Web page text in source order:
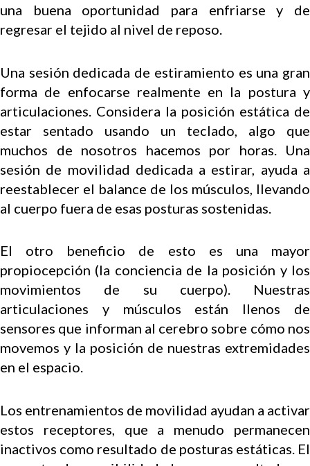
una buena oportunidad para enfriarse y de
regresar el tejido al nivel de reposo.
Una sesión dedicada de estiramiento es una gran
forma de enfocarse realmente en la postura y
articulaciones. Considera la posición estática de
estar sentado usando un teclado, algo que
muchos de nosotros hacemos por horas. Una
sesión de movilidad dedicada a estirar, ayuda a
reestablecer el balance de los músculos, llevando
al cuerpo fuera de esas posturas sostenidas.
El otro beneficio de esto es una mayor
propiocepción (la conciencia de la posición y los
movimientos de su cuerpo). Nuestras
articulaciones y músculos están llenos de
sensores que informan al cerebro sobre cómo nos
movemos y la posición de nuestras extremidades
en el espacio.
Los entrenamientos de movilidad ayudan a activar
estos receptores, que a menudo permanecen
inactivos como resultado de posturas estáticas. El